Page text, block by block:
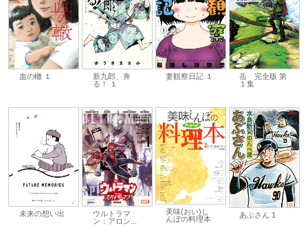
血の轍 １
新九郎、奔
る！ １
妻観察日記 １
岳 完全版 第
１集
未来の想い出
ウルトラマ
ン：アロン...
美味(おい)し
んぼの料理本
あぶさん 1